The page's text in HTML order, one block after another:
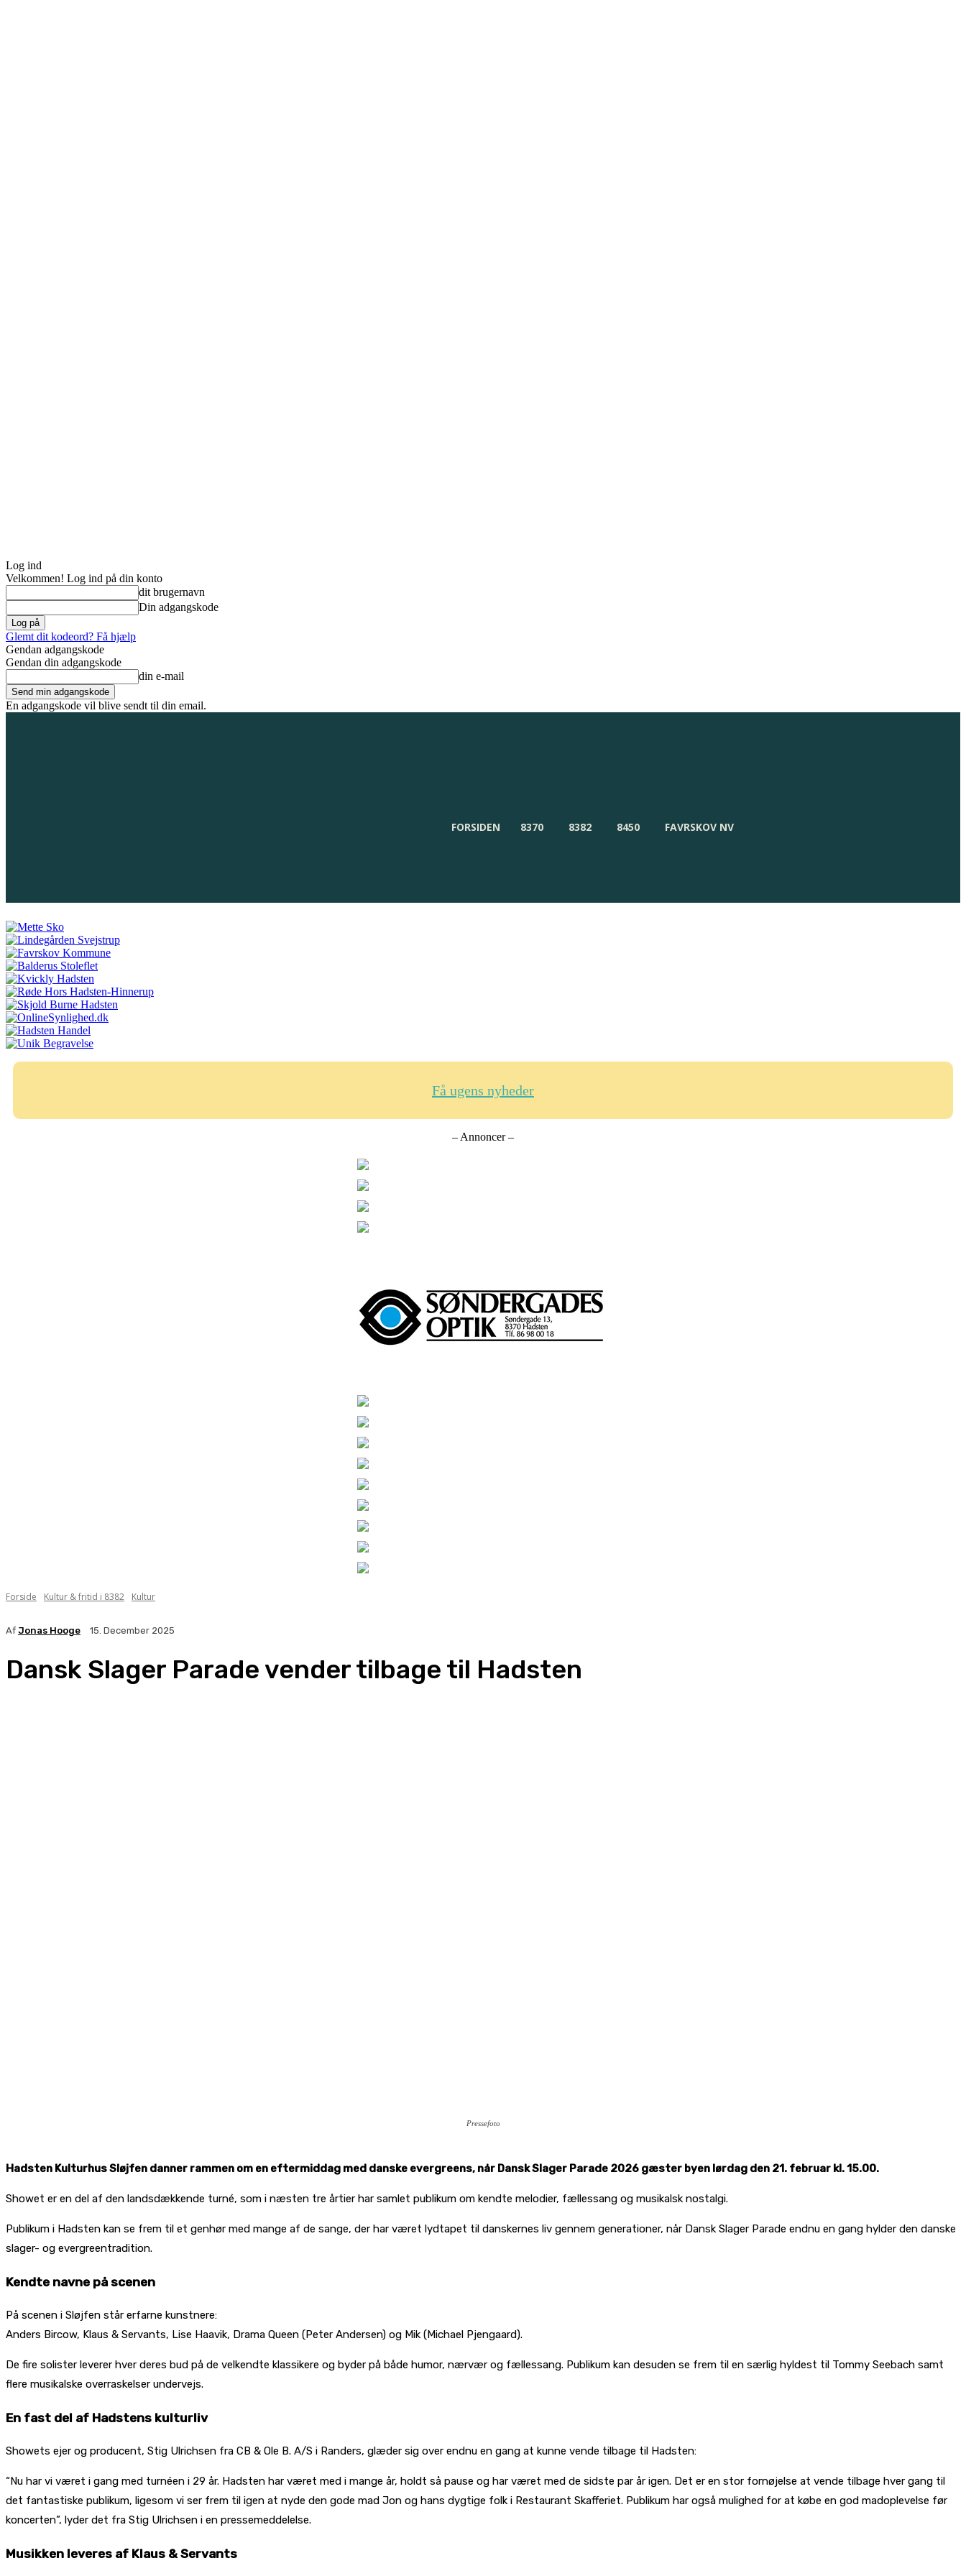
Log ind
Velkommen! Log ind på din konto
dit brugernavn
Din adgangskode
Glemt dit kodeord? Få hjælp
Gendan adgangskode
Gendan din adgangskode
din e-mail
En adgangskode vil blive sendt til din email.
FORSIDEN 8370 8382 8450 FAVRSKOV NV
Få ugens nyheder
– Annoncer –
Forside Kultur & fritid i 8382 Kultur
Af Jonas Hooge 15. December 2025
Dansk Slager Parade vender tilbage til Hadsten
Pressefoto
Hadsten Kulturhus Sløjfen danner rammen om en eftermiddag med danske evergreens, når Dansk Slager Parade 2026 gæster byen lørdag den 21. februar kl. 15.00.
Showet er en del af den landsdækkende turné, som i næsten tre årtier har samlet publikum om kendte melodier, fællessang og musikalsk nostalgi.
Publikum i Hadsten kan se frem til et genhør med mange af de sange, der har været lydtapet til danskernes liv gennem generationer, når Dansk Slager Parade endnu en gang hylder den danske
slager- og evergreentradition.
Kendte navne på scenen
På scenen i Sløjfen står erfarne kunstnere:
Anders Bircow, Klaus & Servants, Lise Haavik, Drama Queen (Peter Andersen) og Mik (Michael Pjengaard).
De fire solister leverer hver deres bud på de velkendte klassikere og byder på både humor, nærvær og fællessang. Publikum kan desuden se frem til en særlig hyldest til Tommy Seebach samt
flere musikalske overraskelser undervejs.
En fast del af Hadstens kulturliv
Showets ejer og producent, Stig Ulrichsen fra CB & Ole B. A/S i Randers, glæder sig over endnu en gang at kunne vende tilbage til Hadsten:
“Nu har vi været i gang med turnéen i 29 år. Hadsten har været med i mange år, holdt så pause og har været med de sidste par år igen. Det er en stor fornøjelse at vende tilbage hver gang til
det fantastiske publikum, ligesom vi ser frem til igen at nyde den gode mad Jon og hans dygtige folk i Restaurant Skafferiet. Publikum har også mulighed for at købe en god madoplevelse før
koncerten”, lyder det fra Stig Ulrichsen i en pressemeddelelse.
Musikken leveres af Klaus & Servants